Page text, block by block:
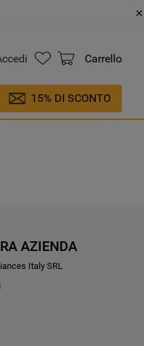
Carrello
15% DI SCONTO
AZIENDA
Italy SRL